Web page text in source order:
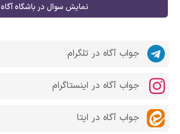
نمایش سوال در باشگاه آگاه
جواب آگاه در تلگرام
جواب آگاه در اینستاگرام
جواب آگاه در ایتا